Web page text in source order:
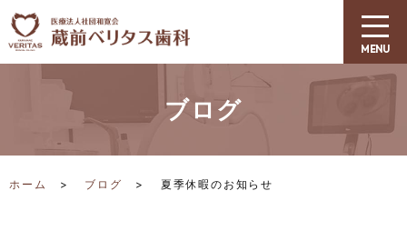
ブログ
ホーム ブログ 夏季休暇のお知らせ